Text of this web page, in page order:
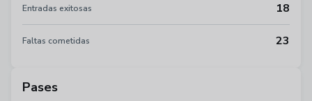
Entradas exitosas 18
Faltas cometidas 23
Pases